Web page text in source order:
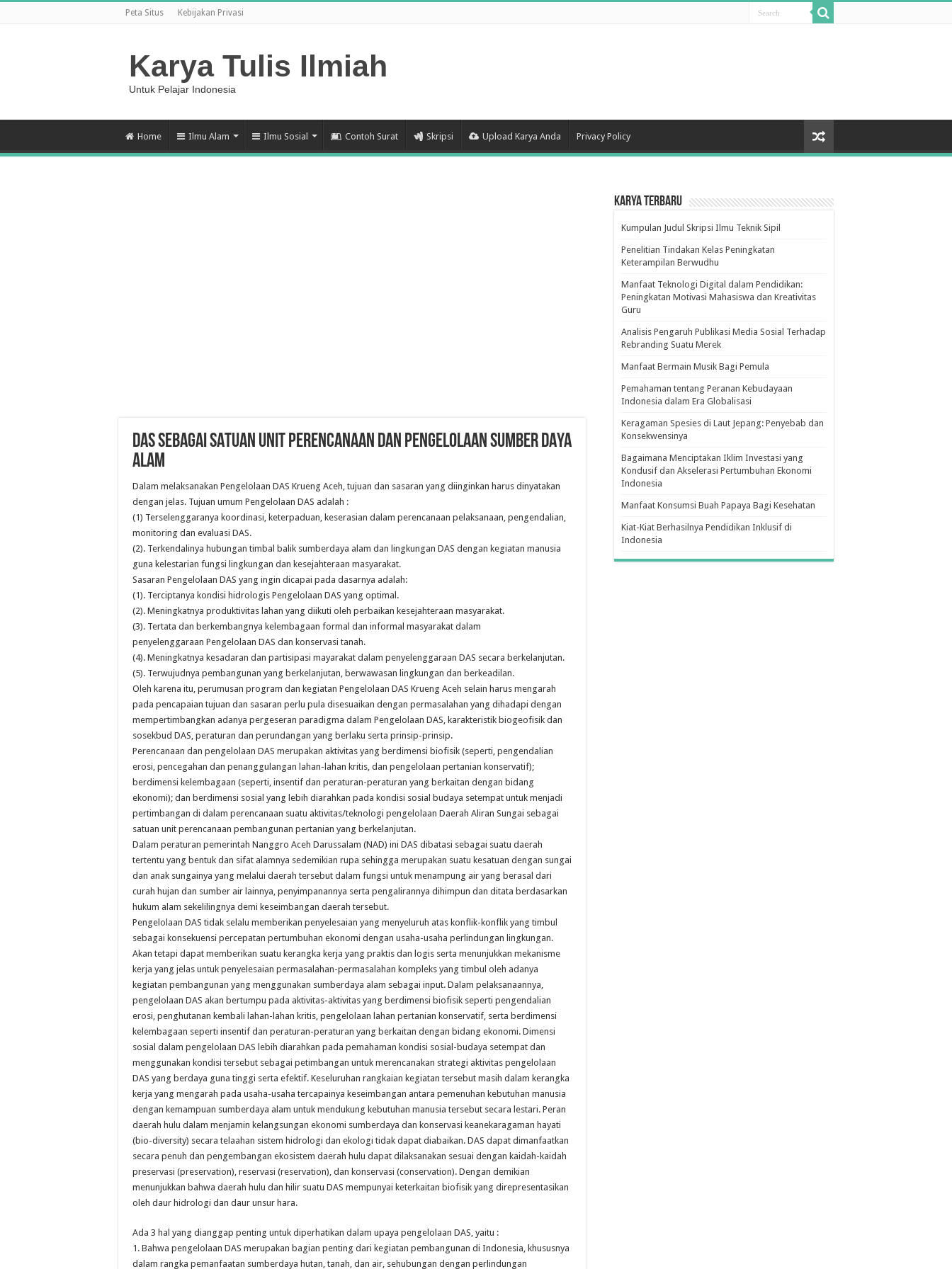
Peta Situs Kebijakan Privasi
Karya Tulis Ilmiah
Untuk Pelajar Indonesia
Home Ilmu Alam Ilmu Sosial Contoh Surat Skripsi Upload Karya Anda Privacy Policy
DAS SEBAGAI SATUAN UNIT PERENCANAAN DAN PENGELOLAAN SUMBER DAYA
ALAM
Dalam melaksanakan Pengelolaan DAS Krueng Aceh, tujuan dan sasaran yang diinginkan harus dinyatakan
dengan jelas. Tujuan umum Pengelolaan DAS adalah :
(1) Terselenggaranya koordinasi, keterpaduan, keserasian dalam perencanaan pelaksanaan, pengendalian,
monitoring dan evaluasi DAS.
(2). Terkendalinya hubungan timbal balik sumberdaya alam dan lingkungan DAS dengan kegiatan manusia
guna kelestarian fungsi lingkungan dan kesejahteraan masyarakat.
Sasaran Pengelolaan DAS yang ingin dicapai pada dasarnya adalah:
(1). Terciptanya kondisi hidrologis Pengelolaan DAS yang optimal.
(2). Meningkatnya produktivitas lahan yang diikuti oleh perbaikan kesejahteraan masyarakat.
(3). Tertata dan berkembangnya kelembagaan formal dan informal masyarakat dalam
penyelenggaraan Pengelolaan DAS dan konservasi tanah.
(4). Meningkatnya kesadaran dan partisipasi mayarakat dalam penyelenggaraan DAS secara berkelanjutan.
(5). Terwujudnya pembangunan yang berkelanjutan, berwawasan lingkungan dan berkeadilan.
Oleh karena itu, perumusan program dan kegiatan Pengelolaan DAS Krueng Aceh selain harus mengarah
pada pencapaian tujuan dan sasaran perlu pula disesuaikan dengan permasalahan yang dihadapi dengan
mempertimbangkan adanya pergeseran paradigma dalam Pengelolaan DAS, karakteristik biogeofisik dan
sosekbud DAS, peraturan dan perundangan yang berlaku serta prinsip-prinsip.
Perencanaan dan pengelolaan DAS merupakan aktivitas yang berdimensi biofisik (seperti, pengendalian
erosi, pencegahan dan penanggulangan lahan-lahan kritis, dan pengelolaan pertanian konservatif);
berdimensi kelembagaan (seperti, insentif dan peraturan-peraturan yang berkaitan dengan bidang
ekonomi); dan berdimensi sosial yang lebih diarahkan pada kondisi sosial budaya setempat untuk menjadi
pertimbangan di dalam perencanaan suatu aktivitas/teknologi pengelolaan Daerah Aliran Sungai sebagai
satuan unit perencanaan pembangunan pertanian yang berkelanjutan.
Dalam peraturan pemerintah Nanggro Aceh Darussalam (NAD) ini DAS dibatasi sebagai suatu daerah
tertentu yang bentuk dan sifat alamnya sedemikian rupa sehingga merupakan suatu kesatuan dengan sungai
dan anak sungainya yang melalui daerah tersebut dalam fungsi untuk menampung air yang berasal dari
curah hujan dan sumber air lainnya, penyimpanannya serta pengalirannya dihimpun dan ditata berdasarkan
hukum alam sekelilingnya demi keseimbangan daerah tersebut.
Pengelolaan DAS tidak selalu memberikan penyelesaian yang menyeluruh atas konflik-konflik yang timbul
sebagai konsekuensi percepatan pertumbuhan ekonomi dengan usaha-usaha perlindungan lingkungan.
Akan tetapi dapat memberikan suatu kerangka kerja yang praktis dan logis serta menunjukkan mekanisme
kerja yang jelas untuk penyelesaian permasalahan-permasalahan kompleks yang timbul oleh adanya
kegiatan pembangunan yang menggunakan sumberdaya alam sebagai input. Dalam pelaksanaannya,
pengelolaan DAS akan bertumpu pada aktivitas-aktivitas yang berdimensi biofisik seperti pengendalian
erosi, penghutanan kembali lahan-lahan kritis, pengelolaan lahan pertanian konservatif, serta berdimensi
kelembagaan seperti insentif dan peraturan-peraturan yang berkaitan dengan bidang ekonomi. Dimensi
sosial dalam pengelolaan DAS lebih diarahkan pada pemahaman kondisi sosial-budaya setempat dan
menggunakan kondisi tersebut sebagai petimbangan untuk merencanakan strategi aktivitas pengelolaan
DAS yang berdaya guna tinggi serta efektif. Keseluruhan rangkaian kegiatan tersebut masih dalam kerangka
kerja yang mengarah pada usaha-usaha tercapainya keseimbangan antara pemenuhan kebutuhan manusia
dengan kemampuan sumberdaya alam untuk mendukung kebutuhan manusia tersebut secara lestari. Peran
daerah hulu dalam menjamin kelangsungan ekonomi sumberdaya dan konservasi keanekaragaman hayati
(bio-diversity) secara telaahan sistem hidrologi dan ekologi tidak dapat diabaikan. DAS dapat dimanfaatkan
secara penuh dan pengembangan ekosistem daerah hulu dapat dilaksanakan sesuai dengan kaidah-kaidah
preservasi (preservation), reservasi (reservation), dan konservasi (conservation). Dengan demikian
menunjukkan bahwa daerah hulu dan hilir suatu DAS mempunyai keterkaitan biofisik yang direpresentasikan
oleh daur hidrologi dan daur unsur hara.
Ada 3 hal yang dianggap penting untuk diperhatikan dalam upaya pengelolaan DAS, yaitu :
1. Bahwa pengelolaan DAS merupakan bagian penting dari kegiatan pembangunan di Indonesia, khususnya
dalam rangka pemanfaatan sumberdaya hutan, tanah, dan air, sehubungan dengan perlindungan
Karya Terbaru
Kumpulan Judul Skripsi Ilmu Teknik Sipil
Penelitian Tindakan Kelas Peningkatan
Keterampilan Berwudhu
Manfaat Teknologi Digital dalam Pendidikan:
Peningkatan Motivasi Mahasiswa dan Kreativitas
Guru
Analisis Pengaruh Publikasi Media Sosial Terhadap
Rebranding Suatu Merek
Manfaat Bermain Musik Bagi Pemula
Pemahaman tentang Peranan Kebudayaan
Indonesia dalam Era Globalisasi
Keragaman Spesies di Laut Jepang: Penyebab dan
Konsekwensinya
Bagaimana Menciptakan Iklim Investasi yang
Kondusif dan Akselerasi Pertumbuhan Ekonomi
Indonesia
Manfaat Konsumsi Buah Papaya Bagi Kesehatan
Kiat-Kiat Berhasilnya Pendidikan Inklusif di
Indonesia